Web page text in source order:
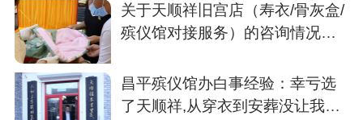
关于天顺祥旧宫店（寿衣/骨灰盒/
殡仪馆对接服务）的咨询情况纪
昌平殡仪馆办白事经验：幸亏选
了天顺祥,从穿衣到安葬没让我操